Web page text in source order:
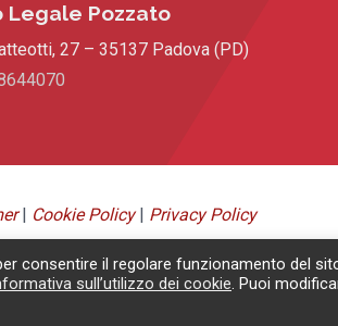
Legale Pozzato
27 – 35137 Padova (PD)
| Cookie Policy| Privacy Policy
consentire il regolare funzionamento del
sull’utilizzo dei cookie. Puoi